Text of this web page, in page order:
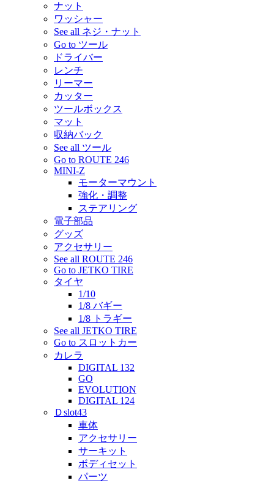
ナット
ワッシャー
See all ネジ・ナット
Go to ツール
ドライバー
レンチ
リーマー
カッター
ツールボックス
マット
収納バック
See all ツール
Go to ROUTE 246
MINI-Z
モーターマウント
強化・調整
ステアリング
電子部品
グッズ
アクセサリー
See all ROUTE 246
Go to JETKO TIRE
タイヤ
1/10
1/8 バギー
1/8 トラギー
See all JETKO TIRE
Go to スロットカー
カレラ
DIGITAL 132
GO
EVOLUTION
DIGITAL 124
Ｄslot43
車体
アクセサリー
サーキット
ボディセット
パーツ